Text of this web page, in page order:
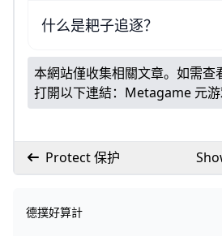
什么是耙子追逐？
本網站僅收集相關文章。如需查
打開以下連結： Metagame 元
Protect 保护
德撲好算計